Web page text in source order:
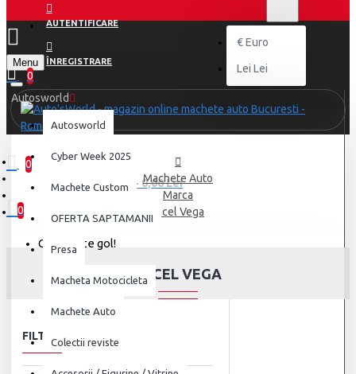
AUTENTIFICARE
ÎNREGISTRARE
€Euro
Lei Lei
Menu
0
0
0 produs(e) - 0,00 Lei
0
Coșul este gol!
Autosworld
Autosworld
Cyber Week 2025
Machete Custom
OFERTA SAPTAMANII
Presa
Macheta Motocicleta
Machete Auto
Colectii reviste
Machete Auto
Marca
Facel Vega
FACEL VEGA
FILTRU Șterge